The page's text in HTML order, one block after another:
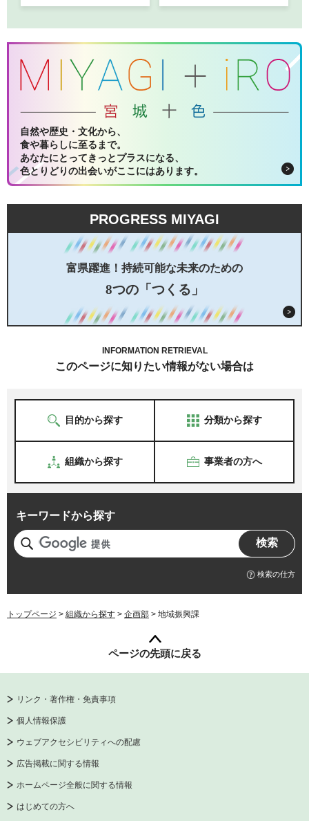
自然や歴史・文化から、
食や暮らしに至るまで。
あなたにとってきっとプラスになる、
色とりどりの出会いがここにはあります。
PROGRESS MIYAGI
富県躍進！持続可能な未来のための
8つの「つくる」
INFORMATION RETRIEVAL
このページに知りたい情報がない場合は
目的から探す 分類から探す
組織から探す 事業者の方へ
キーワードから探す
検索の仕方
トップページ > 組織から探す > 企画部 > 地域振興課
ページの先頭に戻る
リンク・著作権・免責事項
個人情報保護
ウェブアクセシビリティへの配慮
広告掲載に関する情報
ホームページ全般に関する情報
はじめての方へ